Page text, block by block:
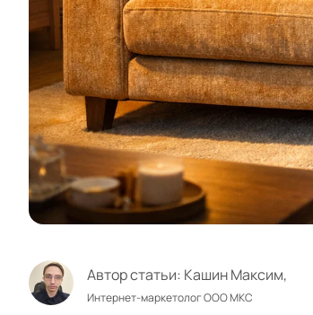
Автор статьи: Кашин Максим,
Интернет-маркетолог ООО МКС